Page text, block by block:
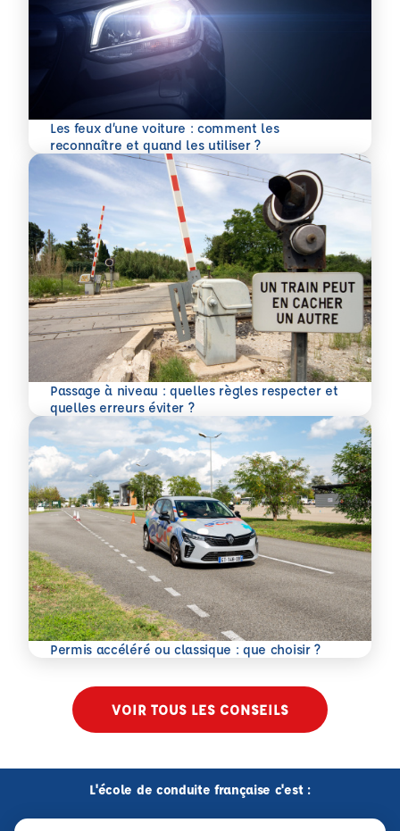
Les feux d’une voiture : comment les
reconnaître et quand les utiliser ?
En savoir plus
Passage à niveau : quelles règles respecter et
quelles erreurs éviter ?
En savoir plus
Permis accéléré ou classique : que choisir ?
En savoir plus
VOIR TOUS LES CONSEILS
L'école de conduite française c'est :